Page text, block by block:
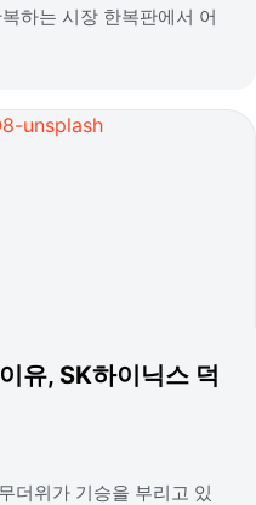
하는 시장 한복판에서 어
유, SK하이닉스 덕
더위가 기승을 부리고 있